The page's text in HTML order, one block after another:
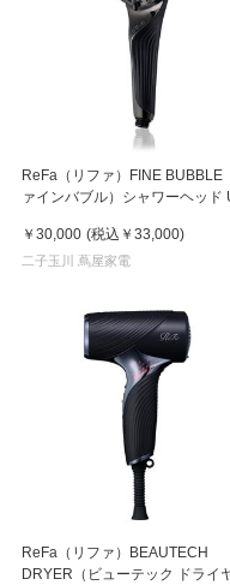
ReFa（リファ）FINE BUBBLE
ァインバブル）シャワーヘッド U
￥30,000 (税込 ￥33,000)
二子玉川 蔦屋家電
ReFa（リファ）BEAUTECH
DRYER（ビューテック ドライ